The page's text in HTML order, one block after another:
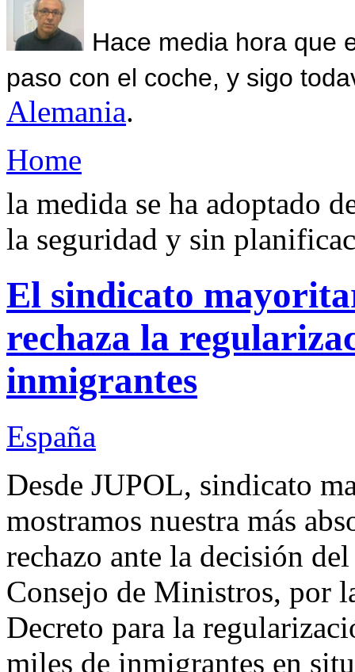
Hace media hora que
paso con el coche, y sigo
Alemania.
Home
la medida se ha adoptado
la seguridad y sin
El sindicato
rechaza la
inmigrantes
España
Desde JUPOL, sindicato
mostramos nuestra más
rechazo ante la decisión
Consejo de Ministros, por
Decreto para la
miles de inmigrantes en